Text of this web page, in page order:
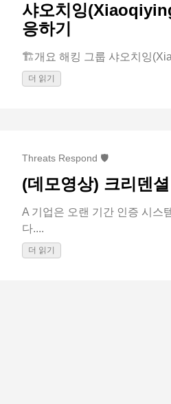
샤오치잉
응하기
🏗️개요 해킹 그룹 샤오치잉
더 읽기
Threats Respond 🛡️
(데모영상) 크리덴
A 기업은 오랜 기간 인증 시스
다....
더 읽기